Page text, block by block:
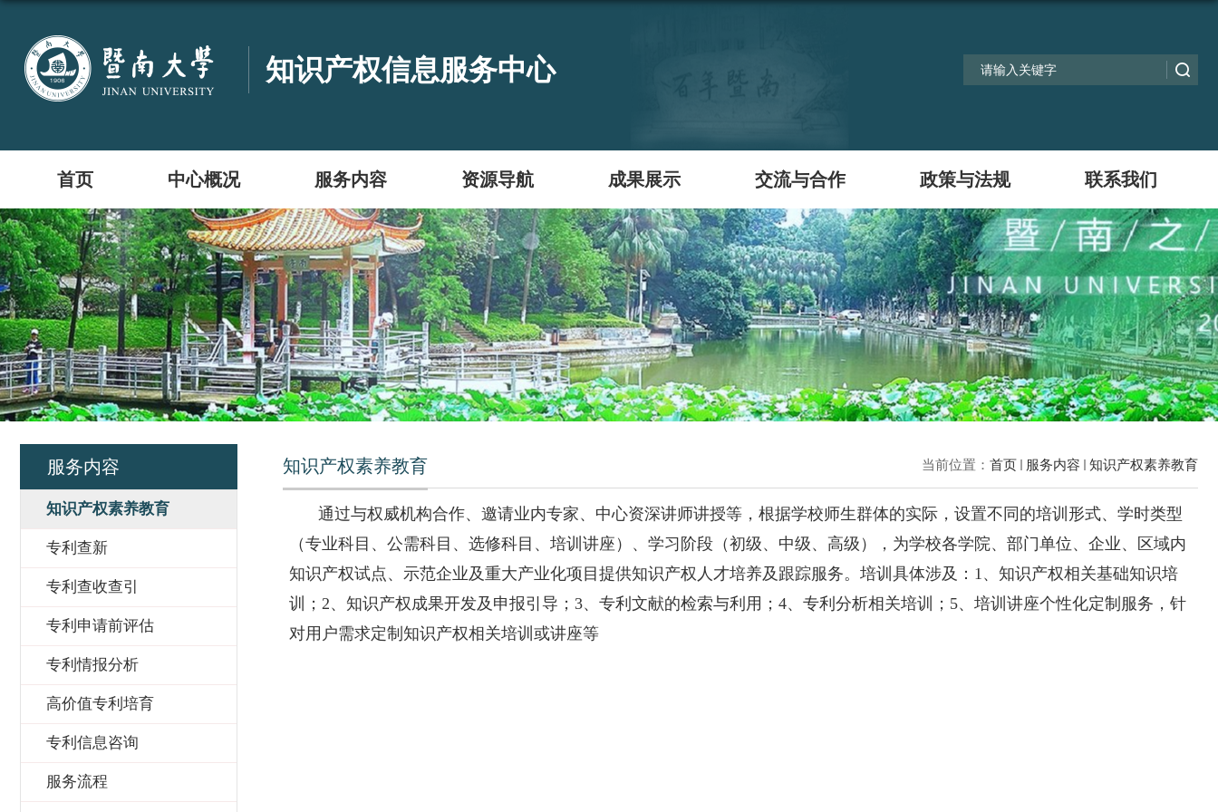
知识产权信息服务中心
首页 中心概况 服务内容 资源导航 成果展示 交流与合作 政策与法规 联系我们
服务内容
知识产权素养教育
专利查新
专利查收查引
专利申请前评估
专利情报分析
高价值专利培育
专利信息咨询
服务流程
当前位置： 首页 服务内容 知识产权素养教育
知识产权素养教育
通过与权威机构合作、邀请业内专家、中心资深讲师讲授等，根据学校师生群体的实际，设置不同的培训形式、学时类型
（专业科目、公需科目、选修科目、培训讲座）、学习阶段（初级、中级、高级），为学校各学院、部门单位、企业、区域内
知识产权试点、示范企业及重大产业化项目提供知识产权人才培养及跟踪服务。培训具体涉及： 1、知识产权相关基础知识培
训；2、知识产权成果开发及申报引导；3、专利文献的检索与利用；4、专利分析相关培训；5、培训讲座个性化定制服务，针
对用户需求定制知识产权相关培训或讲座等